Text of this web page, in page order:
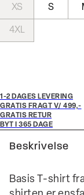
XS S
4XL
1-2 DAGES LEVERING
GRATIS FRAGT V/ 499,-
GRATIS RETUR
BYT I 365 DAGE
Beskrivelse
Basis T-shirt